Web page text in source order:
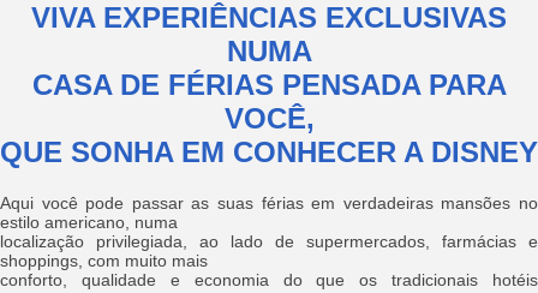
VIVA EXPERIÊNCIAS EXCLUSIVAS
NUMA
CASA DE FÉRIAS PENSADA PARA
VOCÊ,
QUE SONHA EM CONHECER A DISNEY
Aqui você pode passar as suas férias em verdadeiras mansões no
estilo americano, numa
localização privilegiada, ao lado de supermercados, farmácias e
shoppings, com muito mais
conforto, qualidade e economia do que os tradicionais hotéis